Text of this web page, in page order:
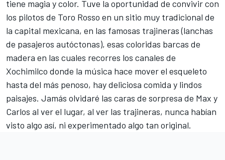
tiene magia y color. Tuve la oportunidad de convivir con
los pilotos de Toro Rosso en un sitio muy tradicional de
la capital mexicana, en las famosas trajineras (lanchas
de pasajeros autóctonas), esas coloridas barcas de
madera en las cuales recorres los canales de
Xochimilco donde la música hace mover el esqueleto
hasta del más penoso, hay deliciosa comida y lindos
paisajes. Jamás olvidaré las caras de sorpresa de Max y
Carlos al ver el lugar, al ver las trajineras, nunca habían
visto algo así, ni experimentado algo tan original.